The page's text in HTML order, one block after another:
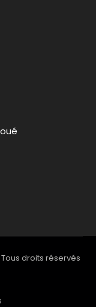
droits réservés